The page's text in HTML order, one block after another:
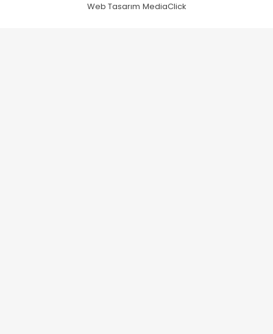
Web Tasarım MediaClick